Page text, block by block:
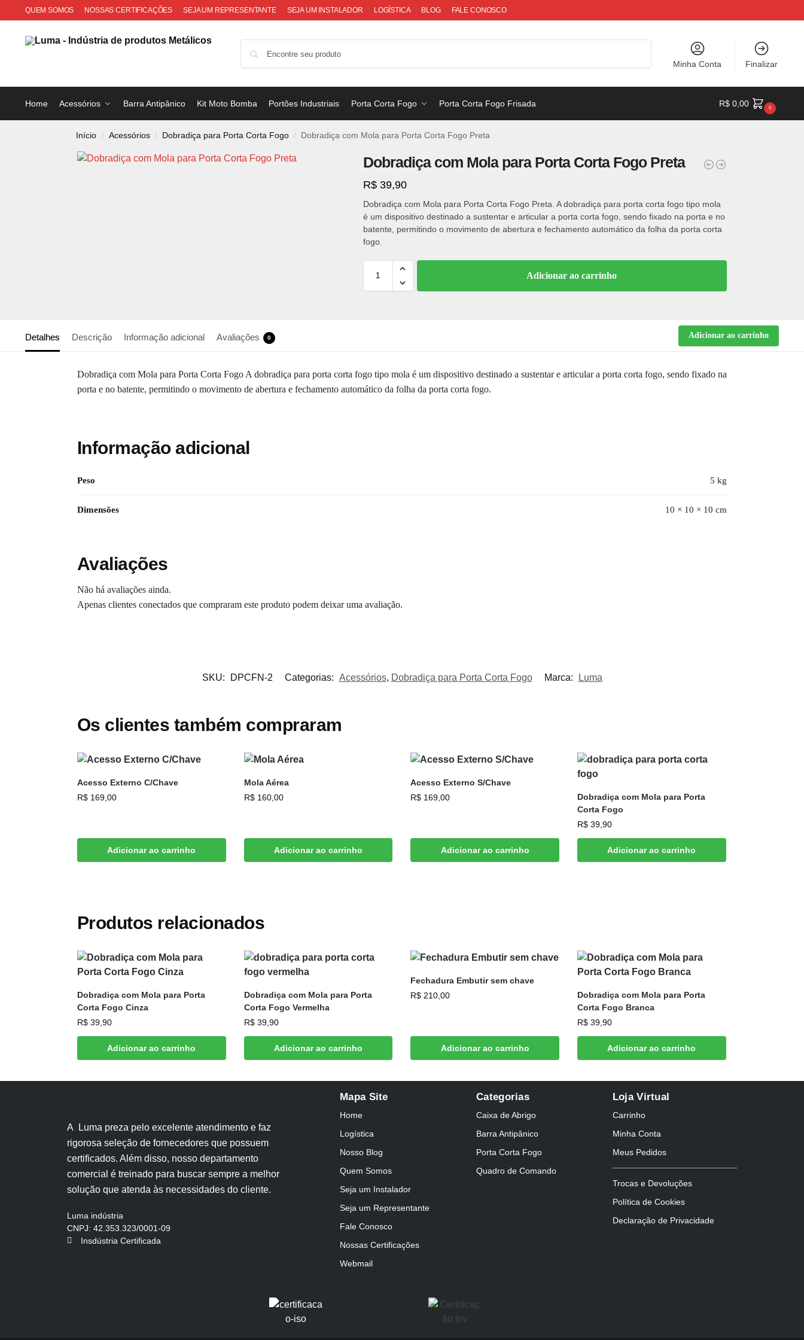
QUEM SOMOS NOSSAS CERTIFICAÇÕES SEJA UM REPRESENTANTE SEJA UM INSTALADOR LOGÍSTICA BLOG FALE CONOSCO
Minha Conta Finalizar
Home Acessórios Barra Antipânico Kit Moto Bomba Portões Industriais Porta Corta Fogo Porta Corta Fogo Frisada R$ 0,00 0
Início / Acessórios / Dobradiça para Porta Corta Fogo / Dobradiça com Mola para Porta Corta Fogo Preta
Dobradiça com Mola para Porta Corta Fogo Preta
R$39,90
Dobradiça com Mola para Porta Corta Fogo Preta. A dobradiça para porta corta fogo tipo mola
é um dispositivo destinado a sustentar e articular a porta corta fogo, sendo fixado na porta e no
batente, permitindo o movimento de abertura e fechamento automático da folha da porta corta
fogo.
Adicionar ao carrinho
Detalhes Descrição Informação adicional Avaliações 0 Adicionar ao carrinho
Dobradiça com Mola para Porta Corta Fogo A dobradiça para porta corta fogo tipo mola é um dispositivo destinado a sustentar e articular a porta corta fogo, sendo fixado na
porta e no batente, permitindo o movimento de abertura e fechamento automático da folha da porta corta fogo.
Informação adicional
Peso 5 kg
Dimensões 10 × 10 × 10 cm
Avaliações
Não há avaliações ainda.
Apenas clientes conectados que compraram este produto podem deixar uma avaliação.
SKU: DPCFN-2 Categorias: Acessórios, Dobradiça para Porta Corta Fogo Marca: Luma
Os clientes também compraram
Acesso Externo C/Chave
R$169,00
Adicionar ao carrinho
Mola Aérea
R$160,00
Adicionar ao carrinho
Acesso Externo S/Chave
R$ 169,00
Adicionar ao carrinho
Dobradiça com Mola para Porta
Corta Fogo
R$ 39,90
Adicionar ao carrinho
Produtos relacionados
Dobradiça com Mola para Porta
Corta Fogo Cinza
R$39,90
Adicionar ao carrinho
Dobradiça com Mola para Porta
Corta Fogo Vermelha
R$39,90
Adicionar ao carrinho
Fechadura Embutir sem chave
R$ 210,00
Adicionar ao carrinho
Dobradiça com Mola para Porta
Corta Fogo Branca
R$ 39,90
Adicionar ao carrinho
A Luma preza pelo excelente atendimento e faz
rigorosa seleção de fornecedores que possuem
certificados. Além disso, nosso departamento
comercial é treinado para buscar sempre a melhor
solução que atenda às necessidades do cliente.
Luma indústria
CNPJ: 42.353.323/0001-09
Insdústria Certificada
Mapa Site
Home
Logística
Nosso Blog
Quem Somos
Seja um Instalador
Seja um Representante
Fale Conosco
Nossas Certificações
Webmail
Categorias
Caixa de Abrigo
Barra Antipânico
Porta Corta Fogo
Quadro de Comando
Loja Virtual
Carrinho
Minha Conta
Meus Pedidos
Trocas e Devoluções
Política de Cookies
Declaração de Privacidade